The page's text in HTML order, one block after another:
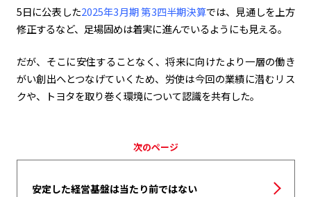
5日に公表した2025年3月期 第3四半期決算では、見通しを上方
修正するなど、足場固めは着実に進んでいるようにも見える。
だが、そこに安住することなく、将来に向けたより一層の働き
がい創出へとつなげていくため、労使は今回の業績に潜むリス
クや、トヨタを取り巻く環境について認識を共有した。
次のページ
安定した経営基盤は当たり前ではない